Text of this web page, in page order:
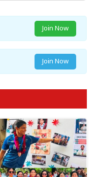
Join Now
Join Now